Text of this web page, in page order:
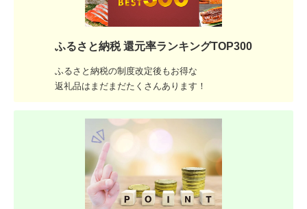
ふるさと納税 還元率ランキングTOP300
ふるさと納税の制度改定後もお得な
返礼品はまだまだたくさんあります！